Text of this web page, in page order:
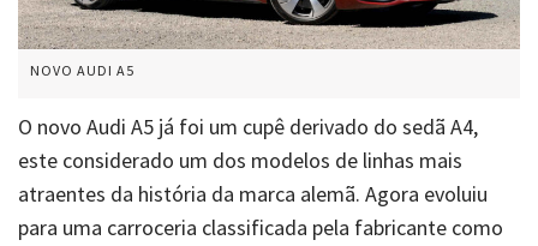
NOVO AUDI A5
O novo Audi A5 já foi um cupê derivado do sedã A4,
este considerado um dos modelos de linhas mais
atraentes da história da marca alemã. Agora evoluiu
para uma carroceria classificada pela fabricante como